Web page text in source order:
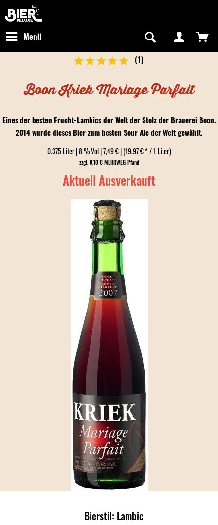
Kostenfreier Versand in Deutschland
Menü
(1)
Boon Kriek Mariage Parfait
Eines der besten Frucht-Lambics der Welt der Stolz der Brauerei Boon.
2014 wurde dieses Bier zum besten Sour Ale der Welt gewählt.
0.375 Liter | 8 % Vol | 7,49 € | (19,97 € * / 1 Liter)
zzgl. 0,10 € MEHRWEG-Pfand
Aktuell Ausverkauft
Bierstil: Lambic